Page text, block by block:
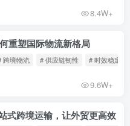
8.4W+
重塑国际物流新格局
跨境物流 # 供应链韧性 # 时效稳定
9.6W+
式跨境运输，让外贸更高效